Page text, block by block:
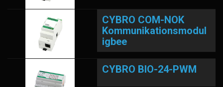
CYBRO COM-NOK
Kommunikationsmodul
igbee
CYBRO BIO-24-PWM